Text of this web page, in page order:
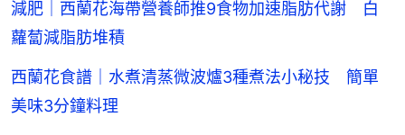
減肥｜西蘭花海帶營養師推9食物加速脂肪代謝 白
蘿蔔減脂肪堆積
西蘭花食譜｜水煮清蒸微波爐3種煮法小秘技 簡單
美味3分鐘料理